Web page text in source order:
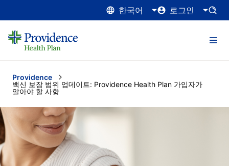
한국어 로그인
Providence
Current:
백신 보장 범위 업데이트: Providence Health Plan 가입자가
알아야 할 사항